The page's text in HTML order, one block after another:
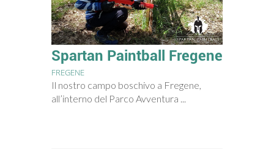
Spartan Paintball Fregene
FREGENE
Il nostro campo boschivo a Fregene,
all’interno del Parco Avventura ...